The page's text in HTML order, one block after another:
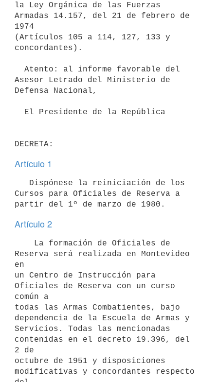
la Ley Orgánica de las Fuerzas
Armadas 14.157, del 21 de febrero de
1974
(Artículos 105 a 114, 127, 133 y
concordantes).
Asesor Letrado del Ministerio de
Defensa Nacional,
Artículo 1
Cursos para Oficiales de Reserva a
Artículo 2
Reserva será realizada en Montevideo
en
un Centro de Instrucción para
Oficiales de Reserva con un curso
común a
todas las Armas Combatientes, bajo
dependencia de la Escuela de Armas y
Servicios. Todas las mencionadas
contenidas en el decreto 19.396, del
2 de
octubre de 1951 y disposiciones
modificativas y concordantes respecto